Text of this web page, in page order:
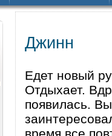
Джинн
Едет новый
Отдыхает.
появилась.